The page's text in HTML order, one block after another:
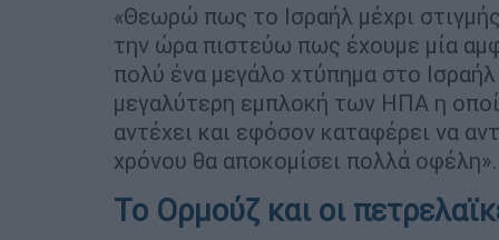
«Θεωρώ πως το Ισραήλ μέχρι
την ώρα πιστεύω πως έχουμε μία
πολύ ένα μεγάλο χτύπημα στο
μεγαλύτερη εμπλοκή των ΗΠΑ η
αντέχει και εφόσον καταφέρει να
χρόνου θα αποκομίσει πολλά οφέλη».
Το Ορμούζ και οι